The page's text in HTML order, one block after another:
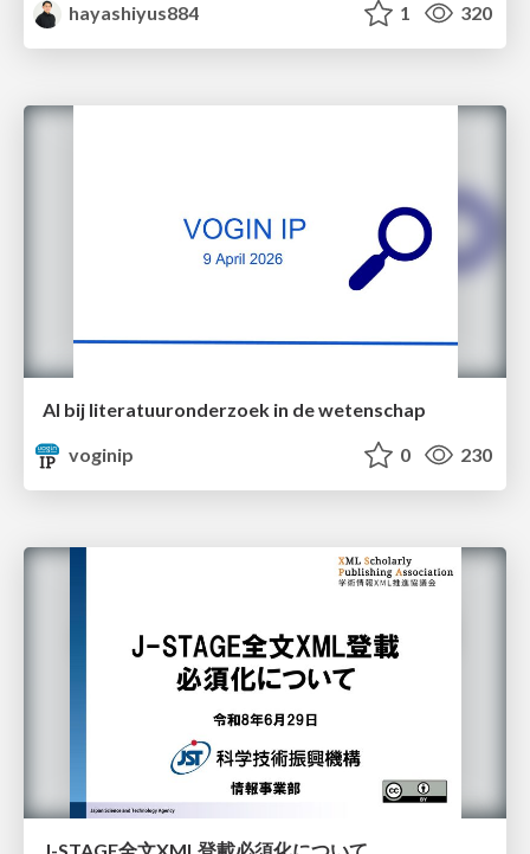
hayashiyus884
1 320
AI bij literatuuronderzoek in de wetenschap
voginip
0 230